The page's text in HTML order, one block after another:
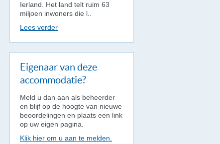
Ierland. Het land telt ruim 63
miljoen inwoners die l..
Lees verder
Eigenaar van deze
accommodatie?
Meld u dan aan als beheerder
en blijf op de hoogte van nieuwe
beoordelingen en plaats een link
op uw eigen pagina.
Klik hier om u aan te melden.